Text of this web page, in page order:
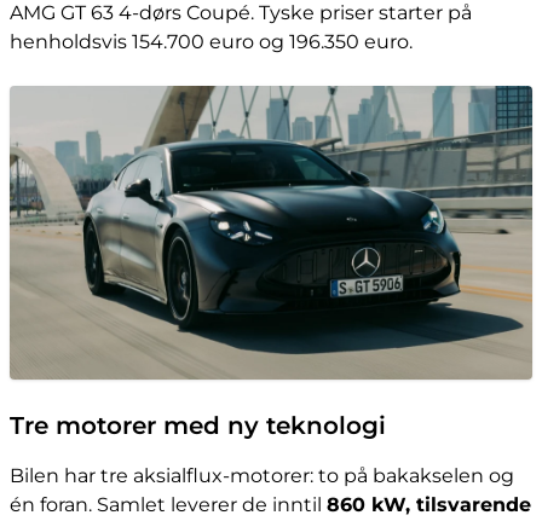
AMG GT 63 4-dørs Coupé. Tyske priser starter på
henholdsvis 154.700 euro og 196.350 euro.
Tre motorer med ny teknologi
Bilen har tre aksialflux-motorer: to på bakakselen og
én foran. Samlet leverer de inntil 860 kW, tilsvarende